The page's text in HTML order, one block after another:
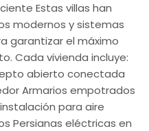
Estas villas han
modernos y sistemas
garantizar el máximo
Cada vivienda incluye:
abierto conectada
Armarios empotrados
para aire
Persianas eléctricas en